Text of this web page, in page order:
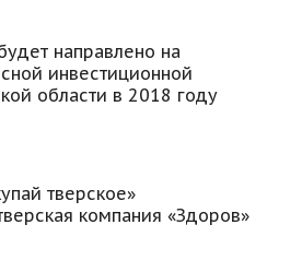
направлено на
инвестиционной
области в 2018 году
тверское»
компания «Здоров»